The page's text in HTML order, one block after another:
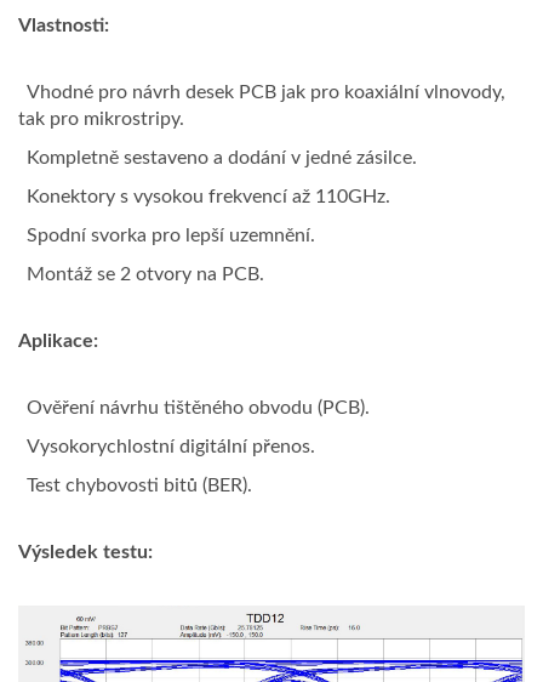
Vlastnosti:
Vhodné pro návrh desek PCB jak pro koaxiální vlnovody,
tak pro mikrostripy.
Kompletně sestaveno a dodání v jedné zásilce.
Konektory s vysokou frekvencí až 110GHz.
Spodní svorka pro lepší uzemnění.
Montáž se 2 otvory na PCB.
Aplikace:
Ověření návrhu tištěného obvodu (PCB).
Vysokorychlostní digitální přenos.
Test chybovosti bitů (BER).
Výsledek testu: